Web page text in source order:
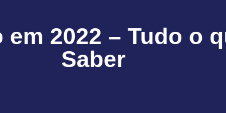
2022 – Tudo o
Saber